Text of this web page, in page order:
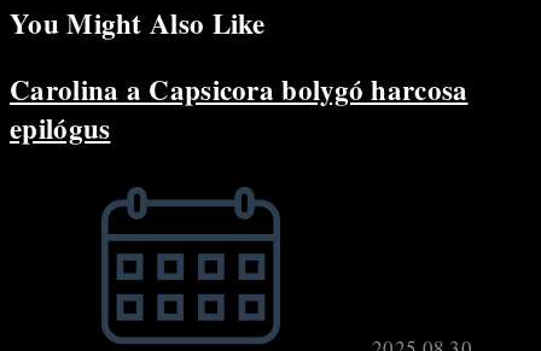
You Might Also Like
Carolina a Capsicora bolygó harcosa
epilógus